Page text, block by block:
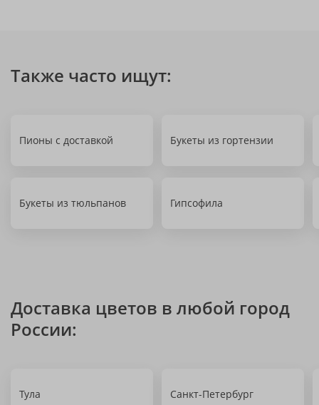
Также часто ищут:
Пионы с доставкой Букеты из гортензии
Букеты из тюльпанов Гипсофила
Доставка цветов в любой город
России:
Тула Санкт-Петербург